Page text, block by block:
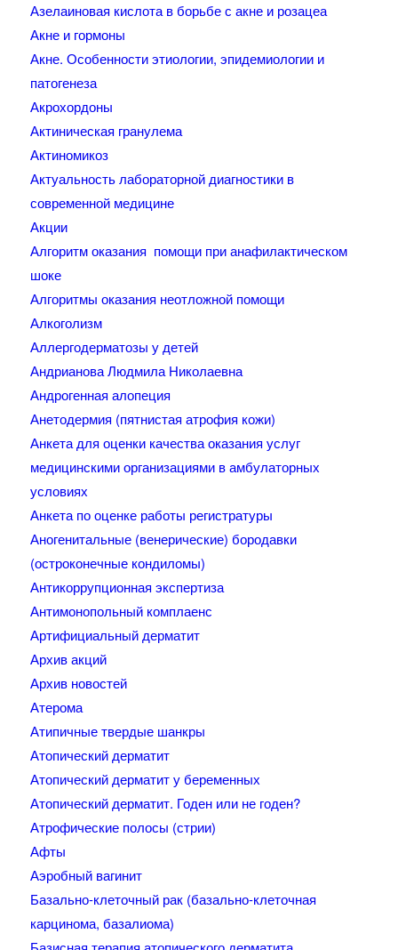
Азелаиновая кислота в борьбе с акне и розацеа
Акне и гормоны
Акне. Особенности этиологии, эпидемиологии и
патогенеза
Акрохордоны
Актиническая гранулема
Актиномикоз
Актуальность лабораторной диагностики в
современной медицине
Акции
Алгоритм оказания помощи при анафилактическом
шоке
Алгоритмы оказания неотложной помощи
Алкоголизм
Аллергодерматозы у детей
Андрианова Людмила Николаевна
Андрогенная алопеция
Анетодермия (пятнистая атрофия кожи)
Анкета для оценки качества оказания услуг
медицинскими организациями в амбулаторных
условиях
Анкета по оценке работы регистратуры
Аногенитальные (венерические) бородавки
(остроконечные кондиломы)
Антикоррупционная экспертиза
Антимонопольный комплаенс
Артифициальный дерматит
Архив акций
Архив новостей
Атерома
Атипичные твердые шанкры
Атопический дерматит
Атопический дерматит у беременных
Атопический дерматит. Годен или не годен?
Атрофические полосы (стрии)
Афты
Аэробный вагинит
Базально-клеточный рак (базально-клеточная
карцинома, базалиома)